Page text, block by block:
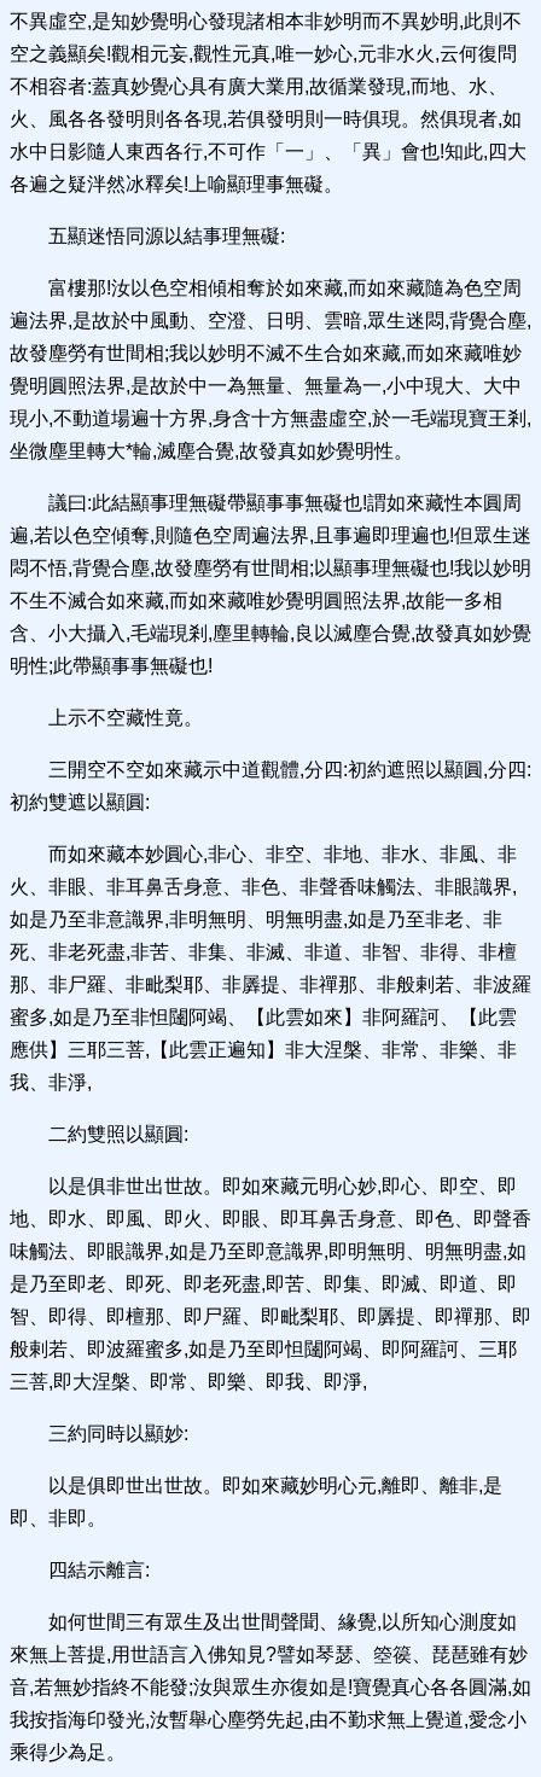
不異虛空,是知妙覺明心發現諸相本非妙明而不異妙明,此則不
空之義顯矣!觀相元妄,觀性元真,唯一妙心,元非水火,云何復問
不相容者:蓋真妙覺心具有廣大業用,故循業發現,而地、水、
火、風各各發明則各各現,若俱發明則一時俱現。然俱現者,如
水中日影隨人東西各行,不可作「一」、「異」會也!知此,四大
各遍之疑泮然冰釋矣!上喻顯理事無礙。
五顯迷悟同源以結事理無礙:
富樓那!汝以色空相傾相奪於如來藏,而如來藏隨為色空周
遍法界,是故於中風動、空澄、日明、雲暗,眾生迷悶,背覺合塵,
故發塵勞有世間相;我以妙明不滅不生合如來藏,而如來藏唯妙
覺明圓照法界,是故於中一為無量、無量為一,小中現大、大中
現小,不動道場遍十方界,身含十方無盡虛空,於一毛端現寶王剎,
坐微塵里轉大*輪,滅塵合覺,故發真如妙覺明性。
議曰:此結顯事理無礙帶顯事事無礙也!謂如來藏性本圓周
遍,若以色空傾奪,則隨色空周遍法界,且事遍即理遍也!但眾生迷
悶不悟,背覺合塵,故發塵勞有世間相;以顯事理無礙也!我以妙明
不生不滅合如來藏,而如來藏唯妙覺明圓照法界,故能一多相
含、小大攝入,毛端現剎,塵里轉輪,良以滅塵合覺,故發真如妙覺
明性;此帶顯事事無礙也!
上示不空藏性竟。
三開空不空如來藏示中道觀體,分四:初約遮照以顯圓,分四:
初約雙遮以顯圓:
而如來藏本妙圓心,非心、非空、非地、非水、非風、非
火、非眼、非耳鼻舌身意、非色、非聲香味觸法、非眼識界,
如是乃至非意識界,非明無明、明無明盡,如是乃至非老、非
死、非老死盡,非苦、非集、非滅、非道、非智、非得、非檀
那、非尸羅、非毗梨耶、非羼提、非禪那、非般剌若、非波羅
蜜多,如是乃至非怛闥阿竭、【此雲如來】非阿羅訶、【此雲
應供】三耶三菩,【此雲正遍知】非大涅槃、非常、非樂、非
我、非淨,
二約雙照以顯圓:
以是俱非世出世故。即如來藏元明心妙,即心、即空、即
地、即水、即風、即火、即眼、即耳鼻舌身意、即色、即聲香
味觸法、即眼識界,如是乃至即意識界,即明無明、明無明盡,如
是乃至即老、即死、即老死盡,即苦、即集、即滅、即道、即
智、即得、即檀那、即尸羅、即毗梨耶、即羼提、即禪那、即
般剌若、即波羅蜜多,如是乃至即怛闥阿竭、即阿羅訶、三耶
三菩,即大涅槃、即常、即樂、即我、即淨,
三約同時以顯妙:
以是俱即世出世故。即如來藏妙明心元,離即、離非,是
即、非即。
四結示離言:
如何世間三有眾生及出世間聲聞、緣覺,以所知心測度如
來無上菩提,用世語言入佛知見?譬如琴瑟、箜篌、琵琶雖有妙
音,若無妙指終不能發;汝與眾生亦復如是!寶覺真心各各圓滿,如
我按指海印發光,汝暫舉心塵勞先起,由不勤求無上覺道,愛念小
乘得少為足。